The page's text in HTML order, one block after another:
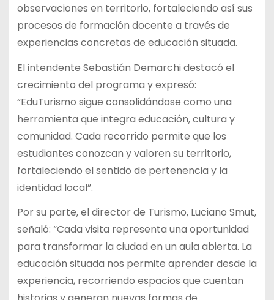
observaciones en territorio, fortaleciendo así sus
procesos de formación docente a través de
experiencias concretas de educación situada.
El intendente Sebastián Demarchi destacó el
crecimiento del programa y expresó:
“EduTurismo sigue consolidándose como una
herramienta que integra educación, cultura y
comunidad. Cada recorrido permite que los
estudiantes conozcan y valoren su territorio,
fortaleciendo el sentido de pertenencia y la
identidad local”.
Por su parte, el director de Turismo, Luciano Smut,
señaló: “Cada visita representa una oportunidad
para transformar la ciudad en un aula abierta. La
educación situada nos permite aprender desde la
experiencia, recorriendo espacios que cuentan